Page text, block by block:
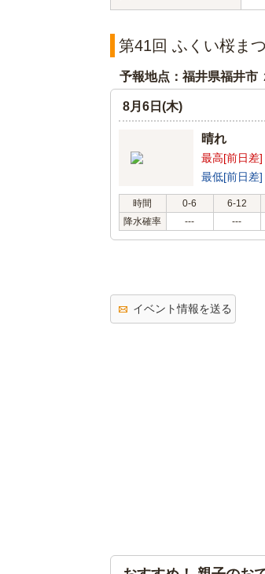
第41回 ふくい桜ま
予報地点：福井県福井市
8月6日(木)
晴れ
最高[前日差]
最低[前日差]
時間 0-6 6-12
降水確率
--- ---
イベント情報を送る